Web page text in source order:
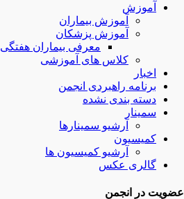
آموزش
آموزش بیماران
آموزش پزشکان
معرفی بیماران هفتگی
کلاس های آموزشی
اخبار
برنامه راهبردی انجمن
دسته بندی نشده
سمینار
آرشیو سمینارها
کمیسیون
آرشیو کمیسیون ها
گالری عکس
عضویت در انجمن